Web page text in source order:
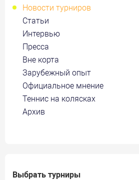
Новости турниров
Статьи
Интервью
Пресса
Вне корта
Зарубежный опыт
Официальное мнение
Теннис на колясках
Архив
Выбрать турниры